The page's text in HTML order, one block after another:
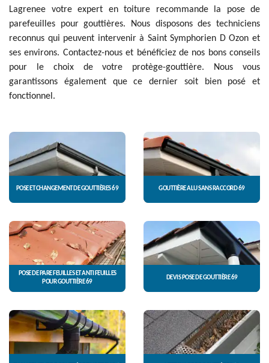
Lagrenee votre expert en toiture recommande la pose de
parefeuilles pour gouttières. Nous disposons des techniciens
reconnus qui peuvent intervenir à Saint Symphorien D Ozon et
ses environs. Contactez-nous et bénéficiez de nos bons conseils
pour le choix de votre protège-gouttière. Nous vous
garantissons également que ce dernier soit bien posé et
fonctionnel.
POSE ET CHANGEMENT DE GOUTTIÈRES 69 GOUTTIÈRE ALU SANS RACCORD 69
POSE DE PARE FEUILLES ET ANTI FEUILLES
POUR GOUTTIÈRE 69
DEVIS POSE DE GOUTTIÈRE 69